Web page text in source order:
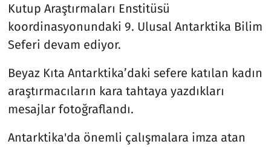
Kutup Araştırmaları Enstitüsü
koordinasyonundaki 9. Ulusal Antarktika Bilim
Seferi devam ediyor.
Beyaz Kıta Antarktika’daki sefere katılan kadın
araştırmacıların kara tahtaya yazdıkları
mesajlar fotoğraflandı.
Antarktika'da önemli çalışmalara imza atan
Teknoloji ve Bilim
Televizyon